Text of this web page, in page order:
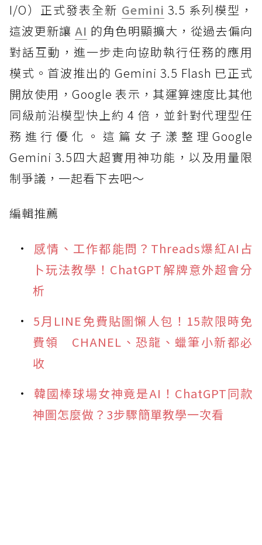
I/O）正式發表全新 Gemini 3.5 系列模型，
這波更新讓AI 的角色明顯擴大，從過去偏向
對話互動，進一步走向協助執行任務的應用
模式。首波推出的 Gemini 3.5 Flash 已正式
開放使用，Google 表示，其運算速度比其他
同級前沿模型快上約 4 倍，並針對代理型任
務進行優化。這篇女子漾整理Google
Gemini 3.5四大超實用神功能，以及用量限
制爭議，一起看下去吧～
編輯推薦
感情、工作都能問？Threads爆紅AI占
卜玩法教學！ChatGPT解牌意外超會分
析
5月LINE免費貼圖懶人包！15款限時免
費領 CHANEL、恐龍、蠟筆小新都必
收
韓國棒球場女神竟是AI！ChatGPT同款
神圖怎麼做？3步驟簡單教學一次看